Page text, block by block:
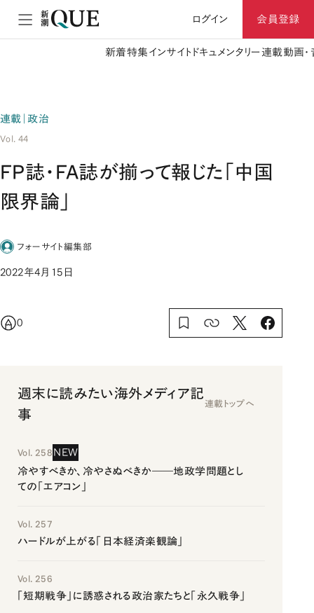
ログイン 会員登録
新着特集 インサイト ドキュメンタリー 連載動画
連載｜政治
Vol. 44
FP誌・FA誌が揃って報じた「中国
限界論」
フォーサイト編集部
2022年4月15日
0
週末に読みたい海外メディア記
事
連載トップへ
Vol. 258 NEW
冷やすべきか、冷やさぬべきか――地政学問題とし
ての「エアコン」
Vol. 257
ハードルが上がる「日本経済楽観論」
Vol. 256
「短期戦争」に誘惑される政治家たちと「永久戦争」